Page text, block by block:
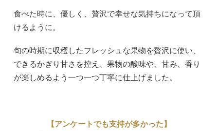
食べた時に、優しく、贅沢で幸せな気持ちになって頂
けるように。
旬の時期に収穫したフレッシュな果物を贅沢に使い、
できるかぎり甘さを控え、果物の酸味や、甘み、香り
が楽しめるよう一つ一つ丁寧に仕上げました。
【アンケートでも支持が多かった】